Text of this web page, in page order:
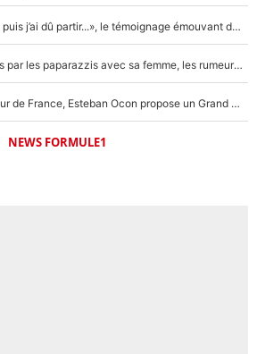
F1 : « Je lui ai fait un câlin, puis j’ai dû partir...», le témoignage émouvant de Max Verstappen sur sa fille
F1 : Charles Leclerc surpris par les paparazzis avec sa femme, les rumeurs étaient vraies !
Comme pour le final du Tour de France, Esteban Ocon propose un Grand Prix de Formule 1 à Paris : «Autour de l’Arc de Triomphe, ce serait génial» !
NEWS FORMULE1